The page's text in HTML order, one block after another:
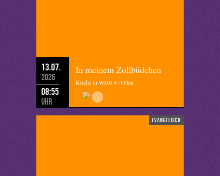
13.07.
2026
08:55
Uhr
In meinem Zollbüdchen
Kirche in WDR 4 | Otten
evangelisch